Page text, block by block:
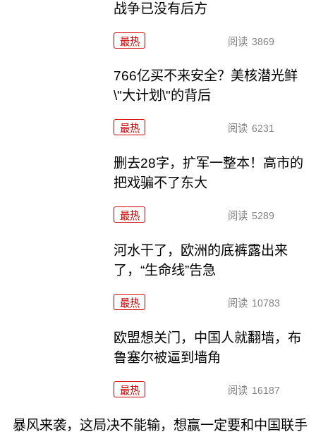
战争已没有后方
最热 阅读 3869
766亿买不来安全？美核潜光鲜
\"大计划\"的背后
最热 阅读 6231
删去28字，扩军一整本！高市的
把戏骗不了东大
最热 阅读 5289
河水干了，欧洲的底裤露出来
了，“生命线”告急
最热 阅读 10783
欧盟想关门，中国人就翻墙，布
鲁塞尔被逼到墙角
最热 阅读 16187
暴风来袭，这局决不能输，想赢一定要和中国联手